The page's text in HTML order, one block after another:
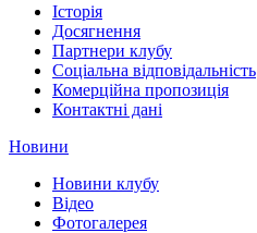
Історія
Досягнення
Партнери клубу
Соціальна відповідальність
Комерційна пропозиція
Контактні дані
Новини
Новини клубу
Відео
Фотогалерея